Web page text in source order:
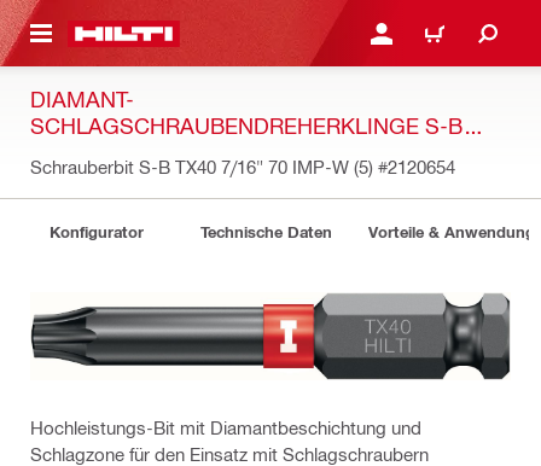
ANMELDEN ODER
WARENKORB
DIAMANT-
SCHLAGSCHRAUBENDREHERKLINGE S-B
Schrauberbit S-B TX40 7/16" 70 IMP-W (5) #2120654
Konfigurator Technische Daten Vorteile &
Hochleistungs-Bit mit Diamantbeschichtung und
Schlagzone für den Einsatz mit Schlagschraubern